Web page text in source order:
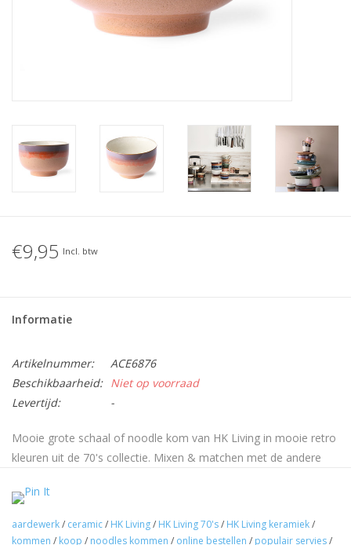
€9,95 Incl. btw
Informatie
Artikelnummer:
ACE6876
Beschikbaarheid: Niet op voorraad
Levertijd:
-
Mooie grote schaal of noodle kom van HK Living in mooie retro
kleuren uit de 70's collectie. Mixen & matchen met de andere
magnetron en vaatwasbestendig. Deze schaal maakt de
tafel/keuken stoer, gezellig en geeft een eigentijdse uitstraling.
De schaal/kommen zijn allemaal uniek door de handgemaakte
aardewerk/ ceramic/ HK Living/ HK Living 70's/ HK Living keramiek/
kommen / koop / noodles kommen / online bestellen / populair servies/